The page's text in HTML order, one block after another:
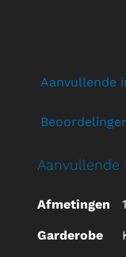
Aanvullende
Aanvullende
Afmetingen
Garderobe